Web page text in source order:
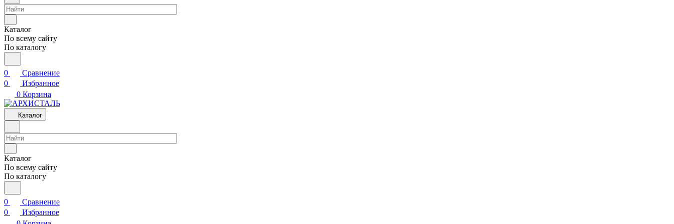
Каталог
По всему сайту
По каталогу
0
Сравнение
0
Избранное
0 Корзина
Каталог
Каталог
По всему сайту
По каталогу
0
Сравнение
0
Избранное